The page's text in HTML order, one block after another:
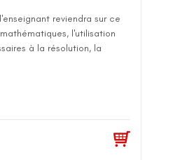
reviendra sur ce
l'utilisation
à la résolution, la